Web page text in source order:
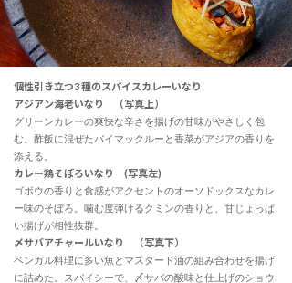
個性引き立つ3 種のスパイスカレーいなり
アジアン海老いなり （写真上）
グリーンカレーの爽快な辛さを揚げの甘味がやさしく包
む。酢飯に混ぜたバイマックルーと香菜がアジアの香りを
添える。
カレー鶏そぼろいなり (写真左)
ゴボウの香りと食感がアクセントのオーソドックスなカレ
ー味のそぼろ。噛む度弾けるクミンの香りと、甘じょっぱ
い揚げが相性抜群。
〆サバアチャールいなり （写真下）
ベンガル料理に多い魚とマスタード油の組み合わせを揚げ
に詰めた。スパイシーで、〆サバの酸味と仕上げのショウ